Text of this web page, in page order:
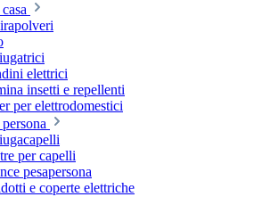
elettrici
insetti e repellenti
per elettrodomestici
per capelli
pesapersona
e coperte elettriche